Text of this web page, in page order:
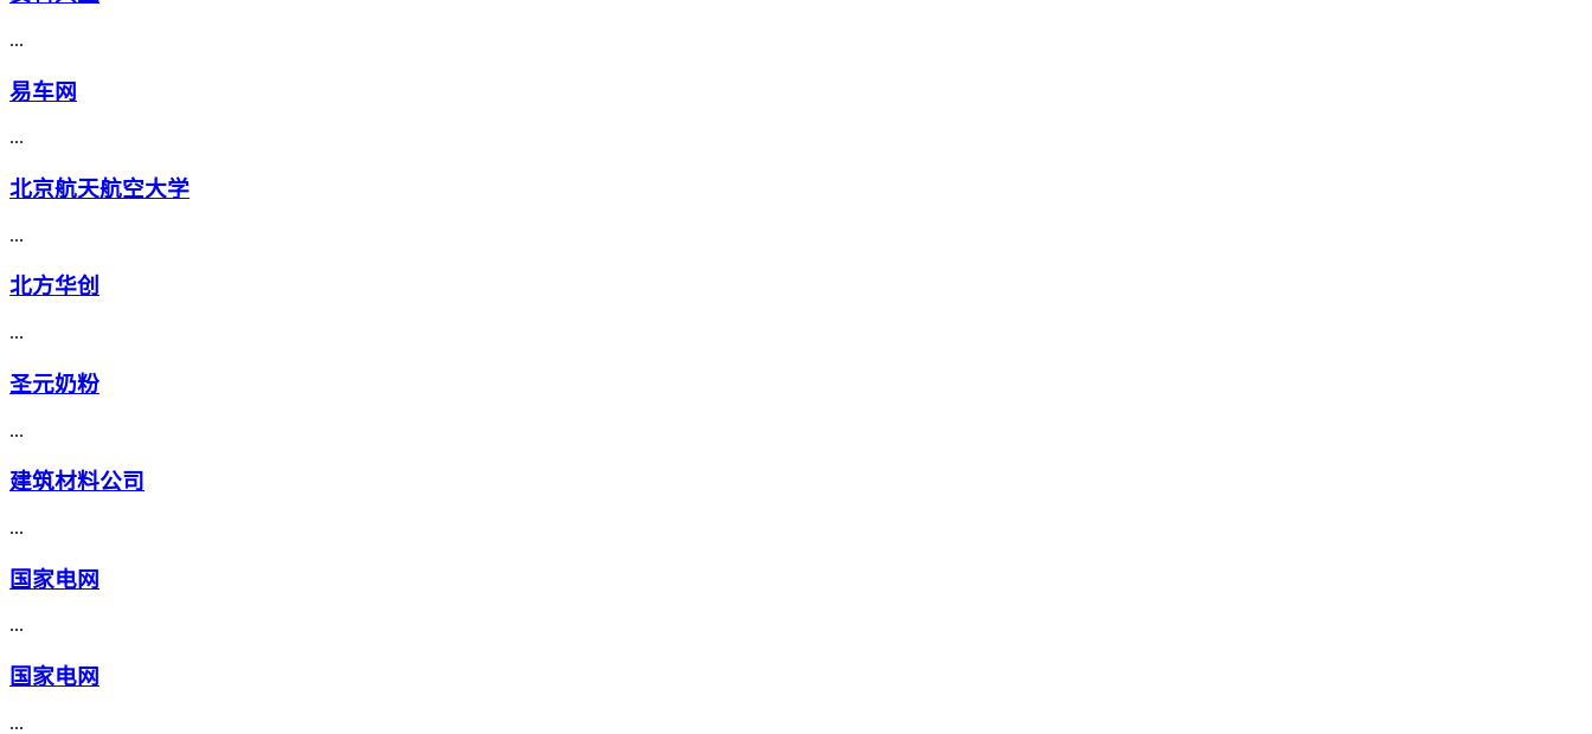
...
易车网
...
北京航天航空大学
...
北方华创
...
圣元奶粉
...
建筑材料公司
...
国家电网
...
国家电网
...